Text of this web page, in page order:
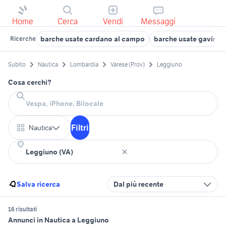
Home Cerca Vendi Messaggi
Ricerche barche usate cardano al campo barche usate gavirate
Subito Nautica Lombardia Varese (Prov) Leggiuno
Cosa cerchi?
Nautica Filtri
Salva ricerca Dal più recente
16 risultati
Annunci in Nautica a Leggiuno